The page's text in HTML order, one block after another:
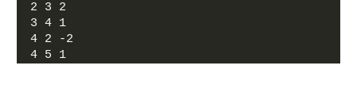
2 3 2
3 4 1
4 2 -2
4 5 1